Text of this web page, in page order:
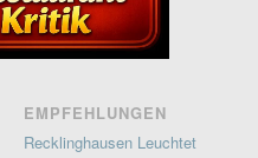
EMPFEHLUNGEN
Recklinghausen Leuchtet